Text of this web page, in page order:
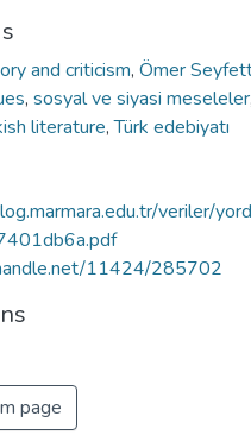
and criticism, Ömer
, sosyal ve siyasi meseleler,
literature,Türk edebiyatı
veriler/
11424/285702
page